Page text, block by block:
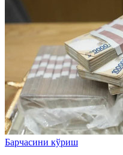
Барчасини кўриш